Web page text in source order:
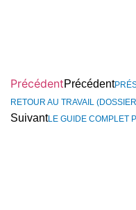
PrécédentPrécédent
RETOUR AU TRAVAIL
SuivantLE GUIDE COMPLET